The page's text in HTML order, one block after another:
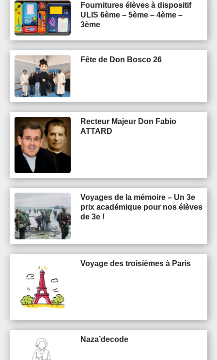
Fournitures élèves à dispositif
ULIS 6ème – 5ème – 4ème –
3ème
Fête de Don Bosco 26
Recteur Majeur Don Fabio
ATTARD
Voyages de la mémoire – Un 3e
prix académique pour nos élèves
de 3e !
Voyage des troisièmes à Paris
Naza’decode